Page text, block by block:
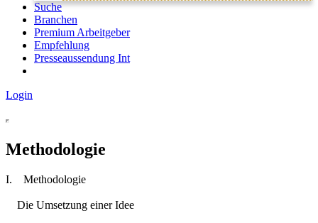
Suche
Branchen
Premium Arbeitgeber
Empfehlung
Presseaussendung Int
Login
Methodologie
I. Methodologie
Die Umsetzung einer Idee